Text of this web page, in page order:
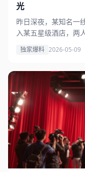
光
昨日深夜，某知名一
入某五星级酒店，两
独家爆料 2026-05-09